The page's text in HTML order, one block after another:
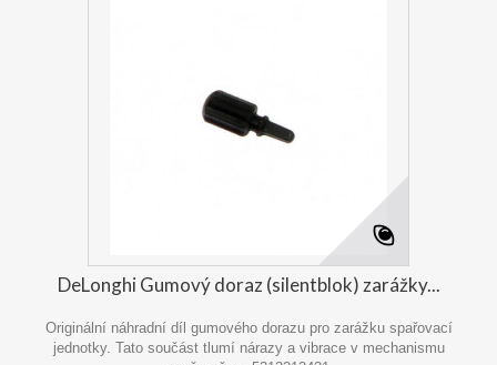
DeLonghi Gumový doraz (silentblok) zarážky...
Originální náhradní díl gumového dorazu pro zarážku spařovací
jednotky. Tato součást tlumí nárazy a vibrace v mechanismu